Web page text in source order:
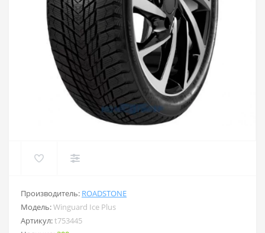
Производитель: ROADSTONE
Модель:Winguard Ice Plus
Артикул:t753445